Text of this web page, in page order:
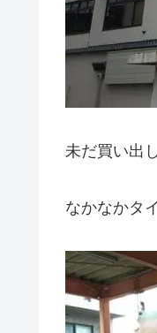
未だ買い出
なかなかタ